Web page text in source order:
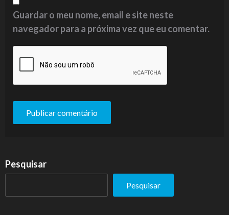
Guardar o meu nome, email e site neste
navegador para a próxima vez que eu comentar.
Pesquisar
Pesquisar